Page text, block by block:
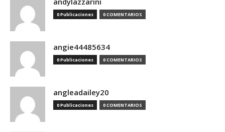
0 Publicaciones 0 COMENTARIOS
angie44485634
0 Publicaciones 0 COMENTARIOS
angleadailey20
0 Publicaciones 0 COMENTARIOS